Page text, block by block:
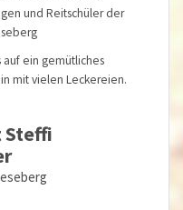
und Reitschüler der
auf ein gemütliches
mit vielen Leckereien.
Steffi